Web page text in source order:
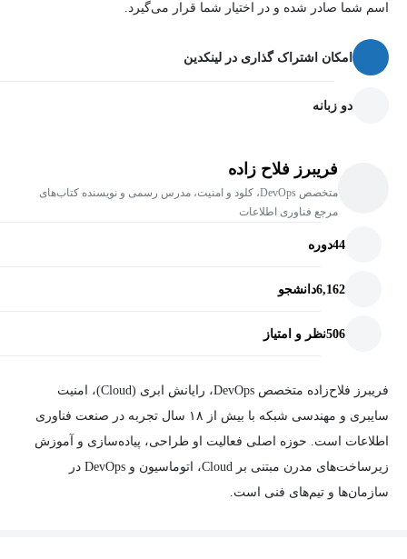
اسم شما صادر شده و در اختیار شما قرار می‌گیرد.
امکان اشتراک گذاری در لینکدین
دو زبانه
فریبرز فلاح زاده
متخصص DevOps، کلود و امنیت، مدرس رسمی و نویسنده کتاب‌های
مرجع فناوری اطلاعات
44دوره
6,162دانشجو
506نظر و امتیاز
فریبرز فلاح‌زاده متخصص DevOps، رایانش ابری (Cloud)، امنیت
سایبری و مهندسی شبکه با بیش از ۱۸ سال تجربه در صنعت فناوری
اطلاعات است. حوزه اصلی فعالیت او طراحی، پیاده‌سازی و آموزش
زیرساخت‌های مدرن مبتنی بر Cloud، اتوماسیون و DevOps در
سازمان‌ها و تیم‌های فنی است.